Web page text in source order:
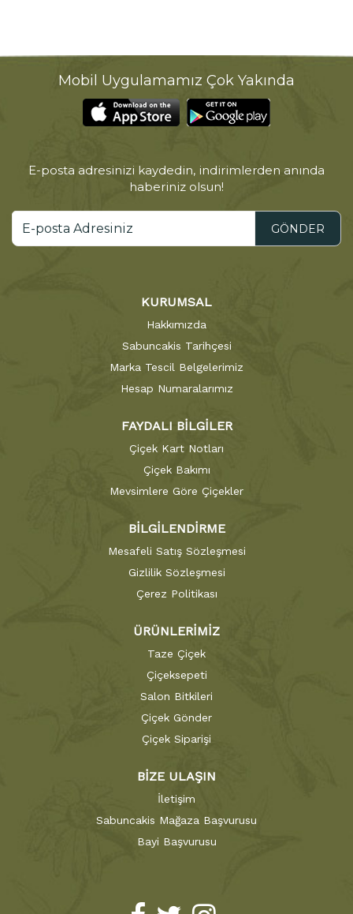
Mobil Uygulamamız Çok Yakında
E-posta adresinizi kaydedin, indirimlerden anında
haberiniz olsun!
GÖNDER
KURUMSAL
Hakkımızda
Sabuncakis Tarihçesi
Marka Tescil Belgelerimiz
Hesap Numaralarımız
FAYDALI BİLGİLER
Çiçek Kart Notları
Çiçek Bakımı
Mevsimlere Göre Çiçekler
BİLGİLENDİRME
Mesafeli Satış Sözleşmesi
Gizlilik Sözleşmesi
Çerez Politikası
ÜRÜNLERİMİZ
Taze Çiçek
Çiçeksepeti
Salon Bitkileri
Çiçek Gönder
Çiçek Siparişi
BİZE ULAŞIN
İletişim
Sabuncakis Mağaza Başvurusu
Bayi Başvurusu